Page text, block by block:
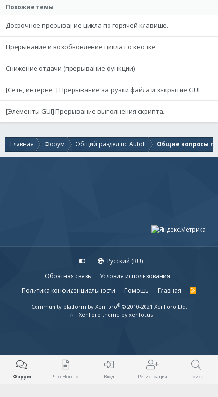
Похожие темы
Досрочное прерывание цикла по горячей клавише.
Прерывание и возобновление цикла по кнопке
Снижение отдачи (прерывание функции)
[Сеть, интернет] Прерывание загрузки файла и закрытие GUI
[Элементы GUI] Прерывание выполнения скрипта.
Главная Форум Общий раздел по AutoIt Общие вопросы
Русский (RU)
Обратная связь
Условия использования
Политика конфиденциальности
Помощь Главная
R
S
Community platform by XenForo® © 2010-2021 XenForo Ltd.
XenForo theme by xenfocus
Форум Что Нового Вход Регистрация Поиск